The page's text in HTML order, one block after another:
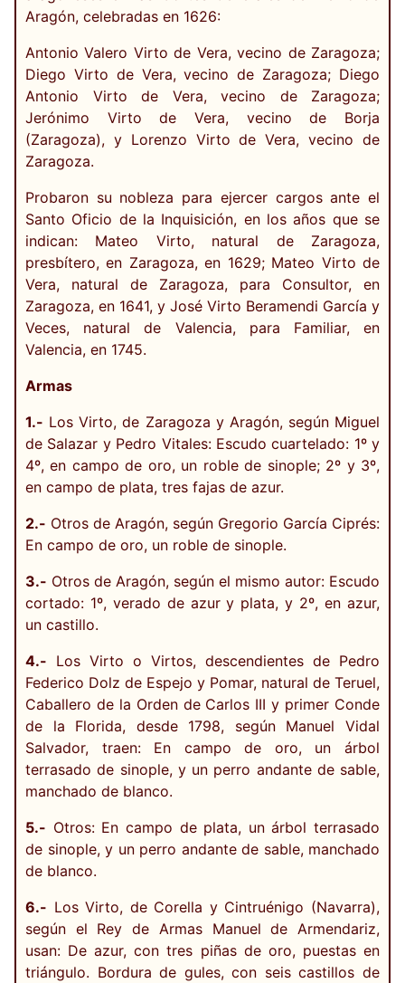
Aragón, celebradas en 1626:
Antonio Valero Virto de Vera, vecino de Zaragoza;
Diego Virto de Vera, vecino de Zaragoza; Diego
Antonio Virto de Vera, vecino de Zaragoza;
Jerónimo Virto de Vera, vecino de Borja
(Zaragoza), y Lorenzo Virto de Vera, vecino de
Zaragoza.
Probaron su nobleza para ejercer cargos ante el
Santo Oficio de la Inquisición, en los años que se
indican: Mateo Virto, natural de Zaragoza,
presbítero, en Zaragoza, en 1629; Mateo Virto de
Vera, natural de Zaragoza, para Consultor, en
Zaragoza, en 1641, y José Virto Beramendi García y
Veces, natural de Valencia, para Familiar, en
Valencia, en 1745.
Armas
1.- Los Virto, de Zaragoza y Aragón, según Miguel
de Salazar y Pedro Vitales: Escudo cuartelado: 1º y
4º, en campo de oro, un roble de sinople; 2º y 3º,
en campo de plata, tres fajas de azur.
2.- Otros de Aragón, según Gregorio García Ciprés:
En campo de oro, un roble de sinople.
3.- Otros de Aragón, según el mismo autor: Escudo
cortado: 1º, verado de azur y plata, y 2º, en azur,
un castillo.
4.- Los Virto o Virtos, descendientes de Pedro
Federico Dolz de Espejo y Pomar, natural de Teruel,
Caballero de la Orden de Carlos III y primer Conde
de la Florida, desde 1798, según Manuel Vidal
Salvador, traen: En campo de oro, un árbol
terrasado de sinople, y un perro andante de sable,
manchado de blanco.
5.- Otros: En campo de plata, un árbol terrasado
de sinople, y un perro andante de sable, manchado
de blanco.
6.- Los Virto, de Corella y Cintruénigo (Navarra),
según el Rey de Armas Manuel de Armendariz,
usan: De azur, con tres piñas de oro, puestas en
triángulo. Bordura de gules, con seis castillos de